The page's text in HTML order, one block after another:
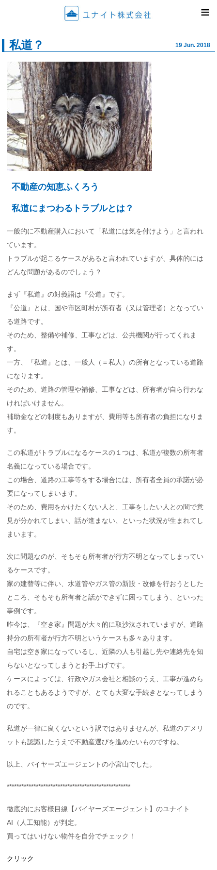
ユナイ
≡
私道？ 19 Jun. 2018
不動産の知恵ふくろう
私道にまつわるトラブルとは？
一般的に不動産購入において「私道には気を付けよう」と言われ
ています。
トラブルが起こるケースがあると言われていますが、具体的には
どんな問題があるのでしょう？
まず『私道』の対義語は『公道』です。
『公道』とは、国や市区町村が所有者（又は管理者）となってい
る道路です。
そのため、整備や補修、工事などは、公共機関が行ってくれま
す。
一方、『私道』とは、一般人（＝私人）の所有となっている道路
になります。
そのため、道路の管理や補修、工事などは、所有者が自ら行わな
ければいけません。
補助金などの制度もありますが、費用等も所有者の負担になりま
す。
この私道がトラブルになるケースの１つは、私道が複数の所有者
名義になっている場合です。
この場合、道路の工事等をする場合には、所有者全員の承諾が必
要になってしまいます。
そのため、費用をかけたくない人と、工事をしたい人との間で意
見が分かれてしまい、話が進まない、といった状況が生まれてし
まいます。
次に問題なのが、そもそも所有者が行方不明となってしまってい
るケースです。
家の建替等に伴い、水道管やガス管の新設・改修を行おうとした
ところ、そもそも所有者と話ができずに困ってしまう、といった
事例です。
昨今は、『空き家』問題が大々的に取沙汰されていますが、道路
持分の所有者が行方不明というケースも多々あります。
自宅は空き家になっているし、近隣の人も引越し先や連絡先を知
らないとなってしまうとお手上げです。
ケースによっては、行政やガス会社と相談のうえ、工事が進めら
れることもあるようですが、とても大変な手続きとなってしまう
のです。
私道が一律に良くないという訳ではありませんが、私道のデメリ
ットも認識したうえで不動産選びを進めたいものですね。
以上、バイヤーズエージェントの小宮山でした。
***************************************************
徹底的にお客様目線【バイヤーズエージェント】のユナイト
AI（人工知能）が判定。
買ってはいけない物件を自分でチェック！
クリック